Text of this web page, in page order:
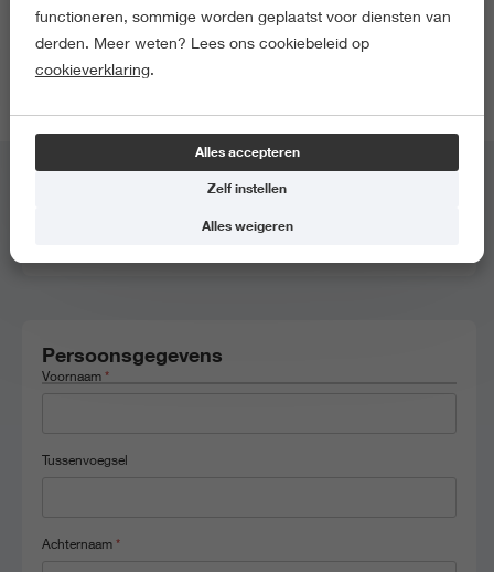
Als je je hebt aangemeld ontvang je via de mail een bevestiging.
Hierin vind je ook meer informatie over het programma en de
BML - Biologie en Medische Research, 2 juni 2026, 9:30 - 14:00
Persoonsgegevens
Voornaam *
Tussenvoegsel
Achternaam *
functioneren, sommige worden geplaatst voor diensten van
derden. Meer weten? Lees ons cookiebeleid op
cookieverklaring.
Alles accepteren
Zelf instellen
Alles weigeren